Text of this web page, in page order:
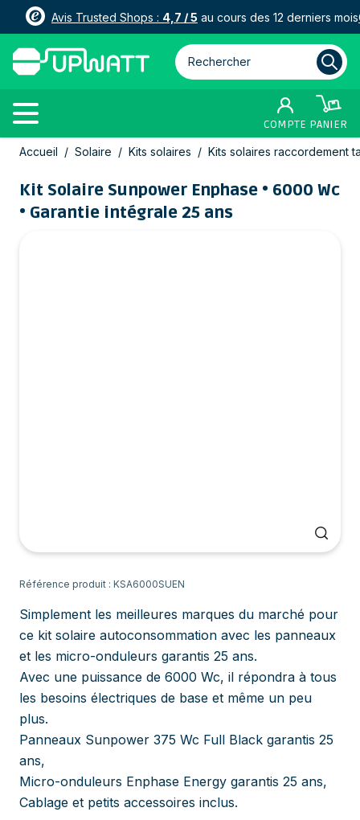
Avis Trusted Shops : 4,7 / 5 au cours des 12 derniers mois
Rechercher parmi plus de
COMPTE PANIER
Allez au contenu
Accueil / Solaire / Kits solaires / Kits solaires raccordement
Kit Solaire Sunpower Enphase • 6000 Wc
• Garantie intégrale 25 ans
Référence produit : KSA6000SUEN
Simplement les meilleures marques du marché pour
ce kit solaire autoconsommation avec les panneaux
et les micro-onduleurs garantis 25 ans.
Avec une puissance de 6000 Wc, il répondra à tous
les besoins électriques de base et même un peu
plus.
Panneaux Sunpower 375 Wc Full Black garantis 25
ans,
Micro-onduleurs Enphase Energy garantis 25 ans,
Cablage et petits accessoires inclus.